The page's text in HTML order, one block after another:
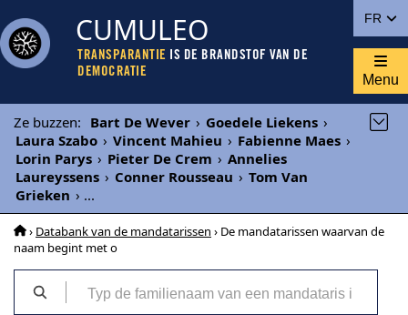
FR
CUMULEO
TRANSPARANTIE IS DE BRANDSTOF VAN DE
DEMOCRATIE
Menu
Ze buzzen: Bart De Wever › Goedele Liekens ›
Laura Szabo › Vincent Mahieu › Fabienne Maes ›
Lorin Parys › Pieter De Crem › Annelies
Laureyssens › Conner Rousseau › Tom Van
Grieken › ...
› Databank van de mandatarissen › De mandatarissen waarvan de
naam begint met o